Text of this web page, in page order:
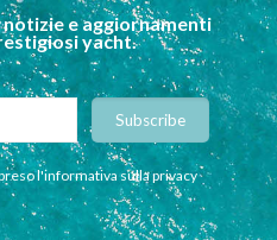
e aggiornamenti
yacht.
l'informativa sulla privacy